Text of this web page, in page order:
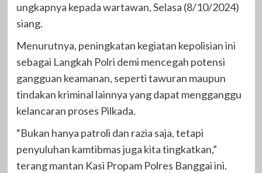
ungkapnya kepada wartawan, Selasa (8/10/2024)
siang.
Menurutnya, peningkatan kegiatan kepolisian ini
sebagai Langkah Polri demi mencegah potensi
gangguan keamanan, seperti tawuran maupun
tindakan kriminal lainnya yang dapat mengganggu
kelancaran proses Pilkada.
“Bukan hanya patroli dan razia saja, tetapi
penyuluhan kamtibmas juga kita tingkatkan,”
terang mantan Kasi Propam Polres Banggai ini.